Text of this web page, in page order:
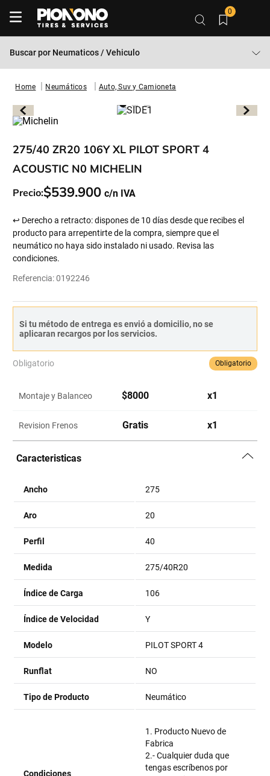
0
Buscar por Neumaticos / Vehiculo
Neumáticos Auto, Suv y Camioneta
275/40 ZR20 106Y XL PILOT SPORT 4
ACOUSTIC N0 MICHELIN
Precio:$539.900
↩ Derecho a retracto: dispones de 10 días desde que recibes el
producto para arrepentirte de la compra, siempre que el
neumático no haya sido instalado ni usado. Revisa las
condiciones.
Referencia:0192246
Si tu método de entrega es envió a domicilio, no se
aplicaran recargos por los servicios.
Obligatorio Obligatorio
Montaje y Balanceo $8000 x1
Revision Frenos Gratis x1
Caracteristicas
Ancho 275
Aro 20
Perfil 40
Medida 275/40R20
Índice de Carga 106
Índice de Velocidad Y
Modelo PILOT SPORT 4
Runflat NO
Tipo de Producto Neumático
Condiciones
1. Producto Nuevo de
Fabrica
2.- Cualquier duda que
tengas escríbenos por